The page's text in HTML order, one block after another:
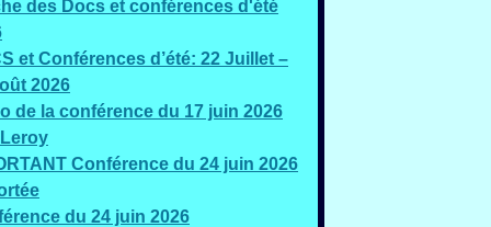
des Docs et conférences d'été
et Conférences d’été: 22 Juillet –
2026
de la conférence du 17 juin 2026
Conférence du 24 juin 2026
du 24 juin 2026